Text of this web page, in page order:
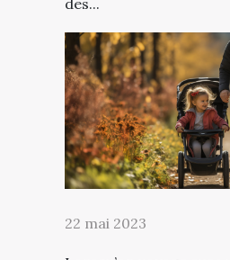
des...
22 mai 2023